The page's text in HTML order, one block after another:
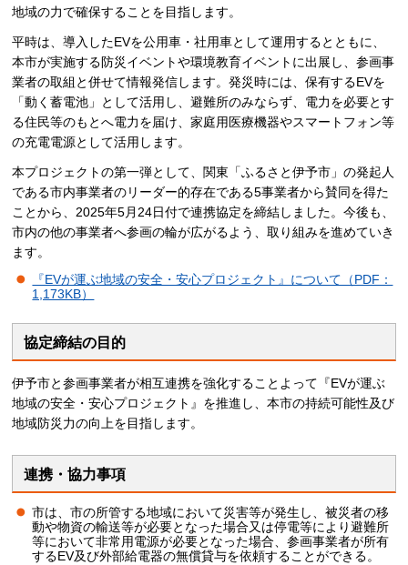
地域の力で確保することを目指します。
平時は、導入したEVを公用車・社用車として運用するとともに、
本市が実施する防災イベントや環境教育イベントに出展し、参画事
業者の取組と併せて情報発信します。発災時には、保有するEVを
「動く蓄電池」として活用し、避難所のみならず、電力を必要とす
る住民等のもとへ電力を届け、家庭用医療機器やスマートフォン等
の充電電源として活用します。
本プロジェクトの第一弾として、関東「ふるさと伊予市」の発起人
である市内事業者のリーダー的存在である5事業者から賛同を得た
ことから、2025年5月24日付で連携協定を締結しました。今後も、
市内の他の事業者へ参画の輪が広がるよう、取り組みを進めていき
ます。
『EVが運ぶ地域の安全・安心プロジェクト』について（PDF：
1,173KB）
協定締結の目的
伊予市と参画事業者が相互連携を強化することよって『EVが運ぶ
地域の安全・安心プロジェクト』を推進し、本市の持続可能性及び
地域防災力の向上を目指します。
連携・協力事項
市は、市の所管する地域において災害等が発生し、被災者の移
動や物資の輸送等が必要となった場合又は停電等により避難所
等において非常用電源が必要となった場合、参画事業者が所有
するEV及び外部給電器の無償貸与を依頼することができる。